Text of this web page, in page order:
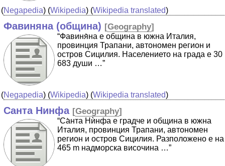
(Negapedia) (Wikipedia) (Wikipedia translated)
Фавиняна (община) [Geography]
“Фавиня̀на е община в южна Италия,
провинция Трапани, автономен регион и
остров Сицилия. Населението на града е 30
683 души …”
(Negapedia) (Wikipedia) (Wikipedia translated)
Санта Нинфа [Geography]
“Са̀нта Нѝнфа е градче и община в южна
Италия, провинция Трапани, автономен
регион и остров Сицилия. Разположено е на
465 m надморска височина …”